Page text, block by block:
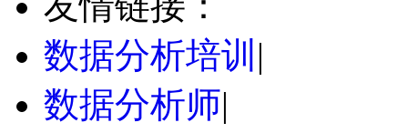
数据分析培训 |
数据分析师|